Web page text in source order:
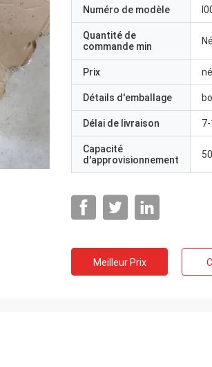
Numéro de modèle
Quantité de
commande min
Prix
Détails d'emballage
Délai de livraison
Capacité
d'approvisionnement
Meilleur Prix